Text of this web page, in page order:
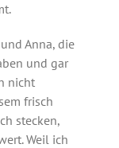
Anna, die
und gar
nicht
frisch
stecken,
Weil ich